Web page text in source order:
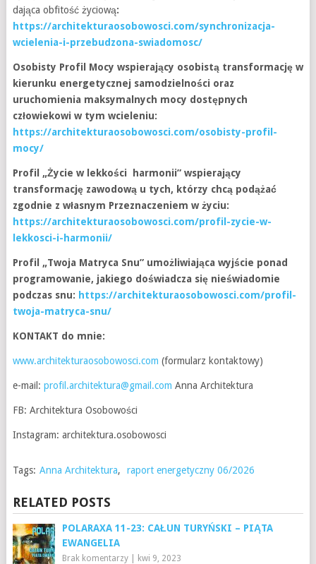
dająca obfitość życiową:
https://architekturaosobowosci.com/synchronizacja-
wcielenia-i-przebudzona-swiadomosc/
Osobisty Profil Mocy wspierający osobistą transformację w
kierunku energetycznej samodzielności oraz
uruchomienia maksymalnych mocy dostępnych
człowiekowi w tym wcieleniu:
https://architekturaosobowosci.com/osobisty-profil-
mocy/
Profil „Życie w lekkości harmonii” wspierający
transformację zawodową u tych, którzy chcą podążać
zgodnie z własnym Przeznaczeniem w życiu:
https://architekturaosobowosci.com/profil-zycie-w-
lekkosci-i-harmonii/
Profil „Twoja Matryca Snu” umożliwiająca wyjście ponad
programowanie, jakiego doświadcza się nieświadomie
podczas snu: https://architekturaosobowosci.com/profil-
twoja-matryca-snu/
KONTAKT do mnie:
www.architekturaosobowosci.com (formularz kontaktowy)
e-mail: profil.architektura@gmail.com Anna Architektura
FB: Architektura Osobowości
Instagram: architektura.osobowosci
Tags: Anna Architektura, raport energetyczny 06/2026
RELATED POSTS
POLARAXA 11-23: CAŁUN TURYŃSKI – PIĄTA
EWANGELIA
Brak komentarzy| kwi 9, 2023